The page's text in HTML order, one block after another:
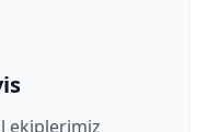
ekiplerimiz